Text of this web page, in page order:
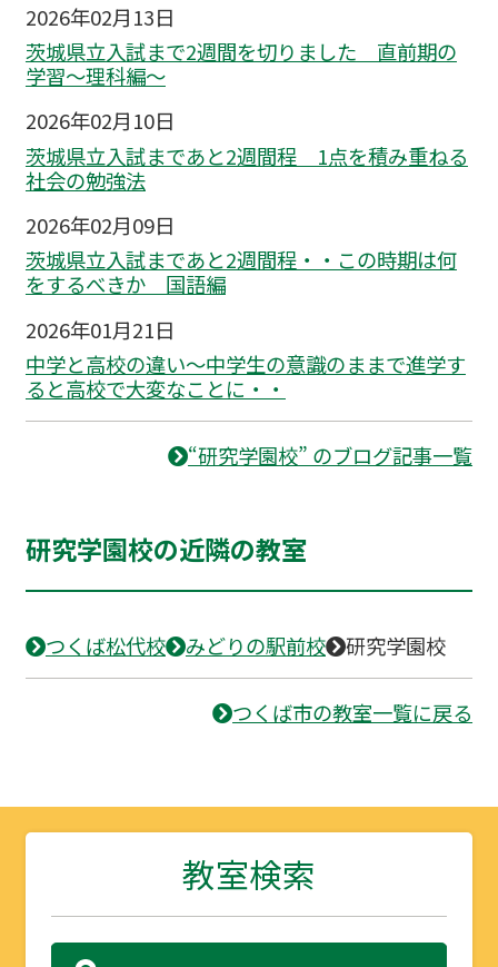
2026年02月13日
茨城県立入試まで2週間を切りました 直前期の
学習～理科編〜
2026年02月10日
茨城県立入試まであと2週間程 1点を積み重ねる
社会の勉強法
2026年02月09日
茨城県立入試まであと2週間程・・この時期は何
をするべきか 国語編
2026年01月21日
中学と高校の違い～中学生の意識のままで進学す
ると高校で大変なことに・・
“研究学園校” のブログ記事一覧
研究学園校の近隣の教室
つくば松代校 みどりの駅前校 研究学園校
つくば市の教室一覧に戻る
教室検索